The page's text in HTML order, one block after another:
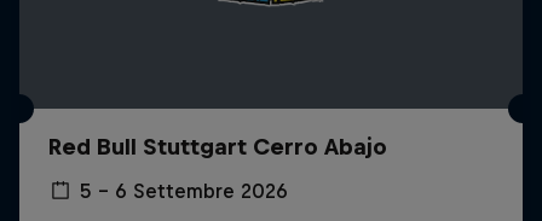
Red Bull Stuttgart Cerro Abajo
5 – 6 Settembre 2026